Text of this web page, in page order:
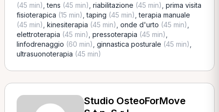
(45 min) ,tens (45 min) riabilitazione (45 min) prima visita
fisioterapica (15 min) ,taping (45 min) ,terapia manuale
(45 min) kinesiterapia (45 min) onde d'urto (45 min)
elettroterapia (45 min) pressoterapia (45 min)
linfodrenaggio (60 min) ginnastica posturale (45 min)
ultrasuonoterapia (45 min)
Studio OsteoForMove